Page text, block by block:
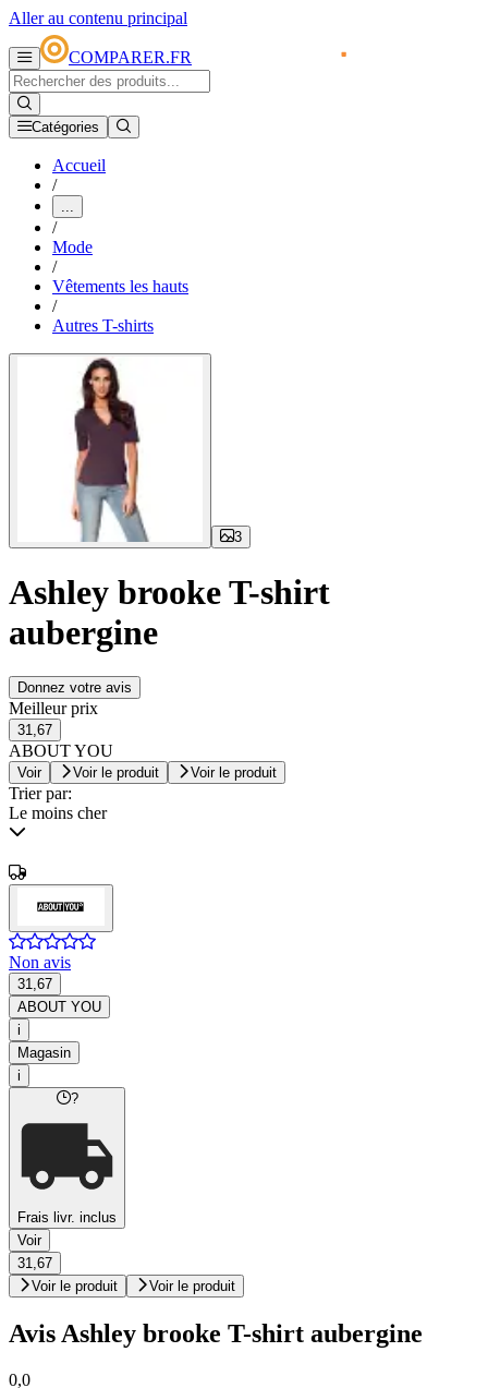
Aller au contenu principal
COMPARER.FR
Catégories
Accueil
/
...
/
Mode
/
Vêtements les hauts
/
Autres T-shirts
3
Ashley brooke T-shirt
aubergine
Donnez votre avis
Meilleur prix
31,67
ABOUT YOU
Voir Voir le produit Voir le produit
Trier par:
Le moins cher
Non avis
31,67
ABOUT YOU
i
Magasin
i
?
Frais livr. inclus
Voir
31,67
Voir le produit
Voir le produit
Avis Ashley brooke T-shirt aubergine
0,0